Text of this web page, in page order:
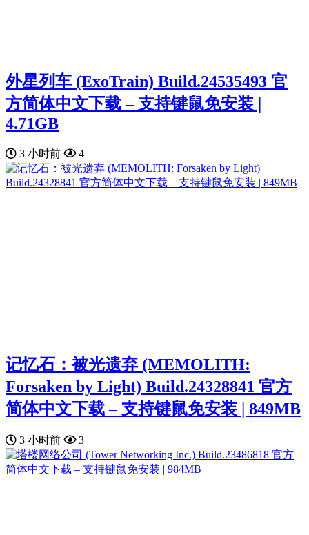
外星列车 (ExoTrain) Build.24535493 官
方简体中文下载 – 支持键鼠免安装 |
4.71GB
3 小时前 4
记忆石：被光遗弃 (MEMOLITH:
Forsaken by Light) Build.24328841 官方
简体中文下载 – 支持键鼠免安装 | 849MB
3 小时前 3